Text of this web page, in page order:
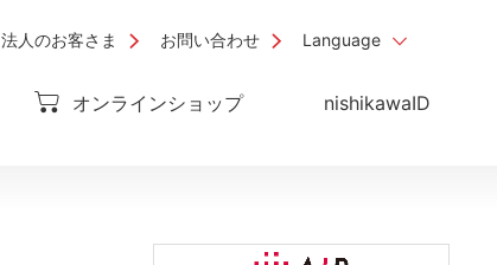
オンラインショップ nishikawaID
法人のお客さま お問い合わせ Language